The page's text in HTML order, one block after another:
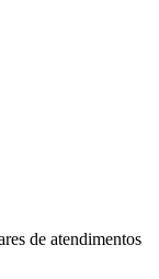
de atendimentos